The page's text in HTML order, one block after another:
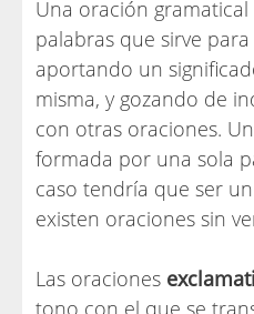
Una oración
palabras que sirve
aportando un
misma, y gozando de
con otras oraciones.
formada por una sola
caso tendría que ser
existen oraciones sin
Las oraciones
tono con el que se